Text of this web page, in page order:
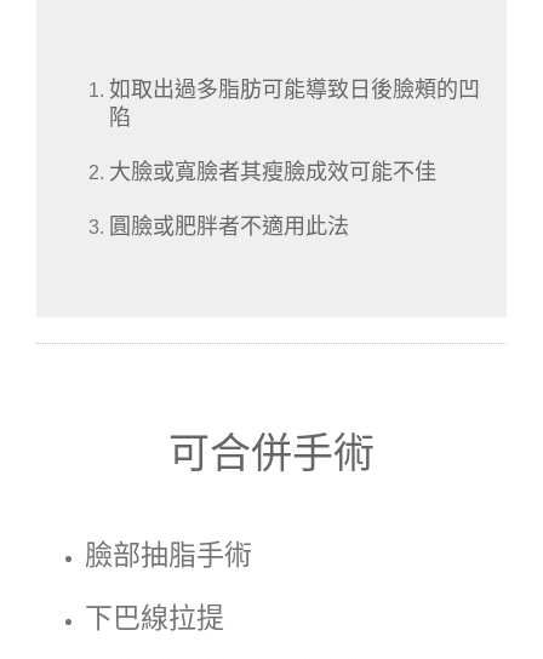
如取出過多脂肪可能導致日後臉頰的凹
陷
大臉或寬臉者其瘦臉成效可能不佳
圓臉或肥胖者不適用此法
可合併手術
臉部抽脂手術
下巴線拉提